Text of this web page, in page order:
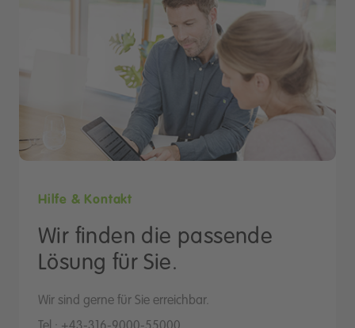
Hilfe & Kontakt
Wir finden die passende
Lösung für Sie.
Wir sind gerne für Sie erreichbar.